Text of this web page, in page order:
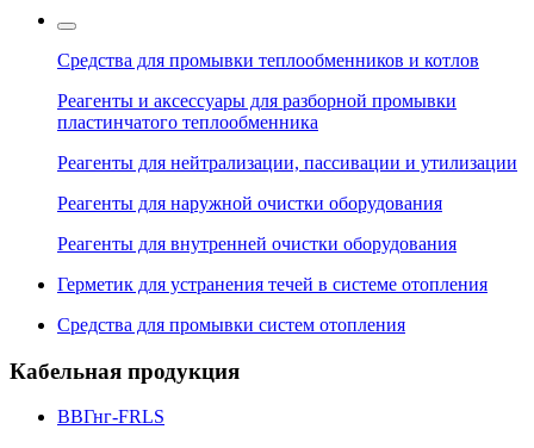
Средства для промывки теплообменников и котлов
Реагенты и аксессуары для разборной промывки
пластинчатого теплообменника
Реагенты для нейтрализации, пассивации и утилизации
Реагенты для наружной очистки оборудования
Реагенты для внутренней очистки оборудования
Герметик для устранения течей в системе отопления
Средства для промывки систем отопления
Кабельная продукция
ВВГнг-FRLS